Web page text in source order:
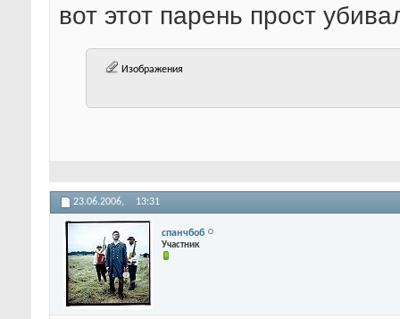
вот этот парень прост
Изображения
23.06.2006, 13:31
спанчбоб
Участник